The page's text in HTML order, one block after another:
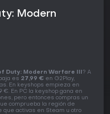
Modern
Duty: Modern Warfare III? A
es 27,99 € en G2Play,
En keyshops empieza en
€. En PC la keyshop gana en
pero entonces compras un
comprueba la región de
que activas en Steam u otro